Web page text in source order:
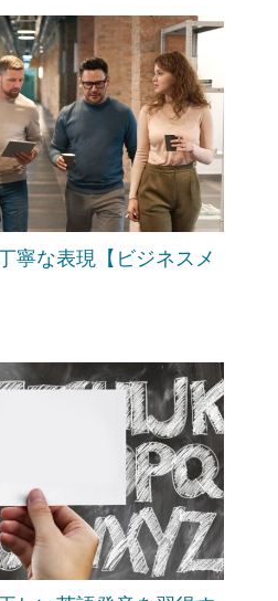
寧な表現【ビジネスメ